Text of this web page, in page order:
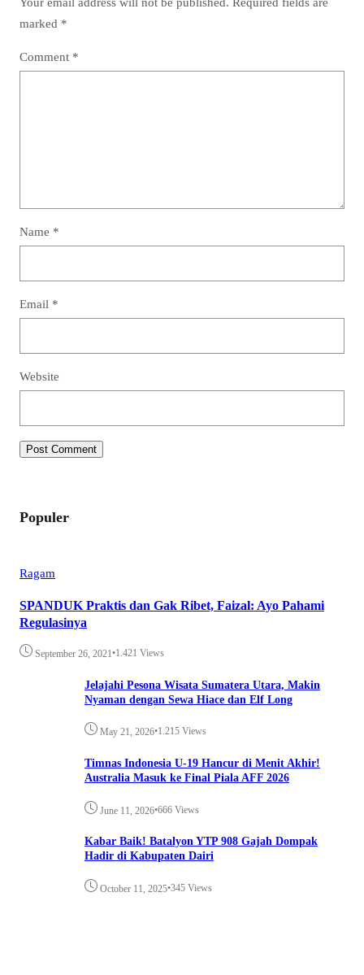
marked *
Comment *
Name *
Email *
Website
Populer
Ragam
SPANDUK Praktis dan Gak Ribet, Faizal: Ayo Pahami
Regulasinya
September 26, 2021•1.421 Views
Jelajahi Pesona Wisata Sumatera Utara, Makin
Nyaman dengan Sewa Hiace dan Elf Long
May 21, 2026•1.215 Views
Timnas Indonesia U-19 Hancur di Menit Akhir!
Australia Masuk ke Final Piala AFF 2026
June 11, 2026•666 Views
Kabar Baik! Batalyon YTP 908 Gajah Dompak
Hadir di Kabupaten Dairi
October 11, 2025•345 Views